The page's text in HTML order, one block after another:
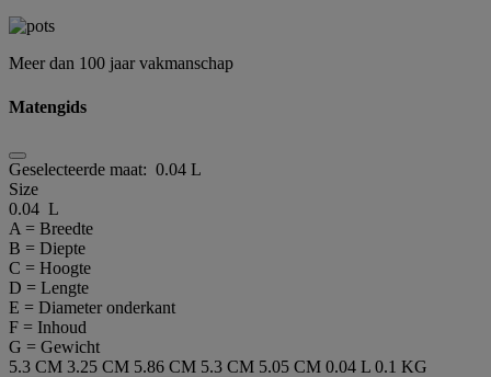
Meer dan 100 jaar vakmanschap
Matengids
Geselecteerde maat: 0.04 L
Size
0.04 L
A = Breedte
B = Diepte
C = Hoogte
D = Lengte
E = Diameter onderkant
F = Inhoud
G = Gewicht
5.3 CM 3.25 CM 5.86 CM 5.3 CM 5.05 CM 0.04 L 0.1 KG